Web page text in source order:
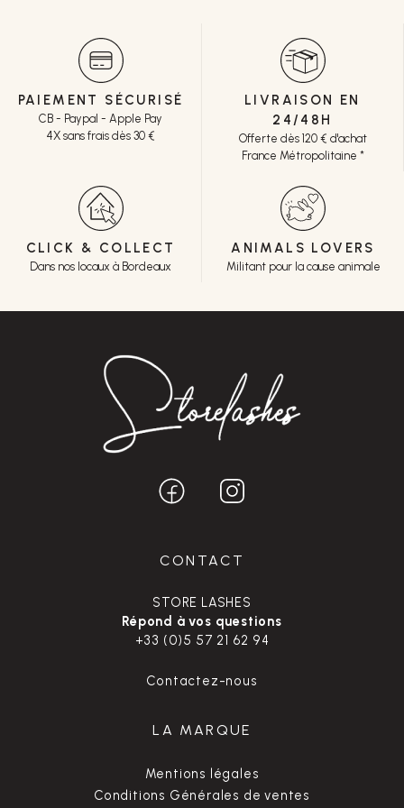
PAIEMENT SÉCURISÉ
CB - Paypal - Apple Pay
4X sans frais dès 30 €
LIVRAISON EN
24/48H
Offerte dès 120 € d'achat
France Métropolitaine *
CLICK & COLLECT
Dans nos locaux à Bordeaux
ANIMALS LOVERS
Militant pour la cause animale
CONTACT
STORE LASHES
Répond à vos questions
+33 (0)5 57 21 62 94
Contactez-nous
LA MARQUE
Mentions légales
Conditions Générales de ventes